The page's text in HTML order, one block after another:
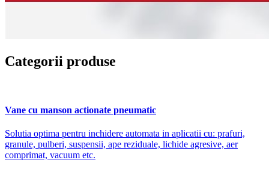
Categorii produse
Vane cu manson actionate pneumatic
Solutia optima pentru inchidere automata in aplicatii cu: prafuri,
granule, pulberi, suspensii, ape reziduale, lichide agresive, aer
comprimat, vacuum etc.